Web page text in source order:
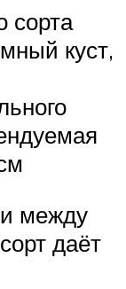
сорта
куст,
между
даёт